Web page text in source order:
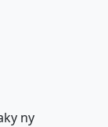
ny